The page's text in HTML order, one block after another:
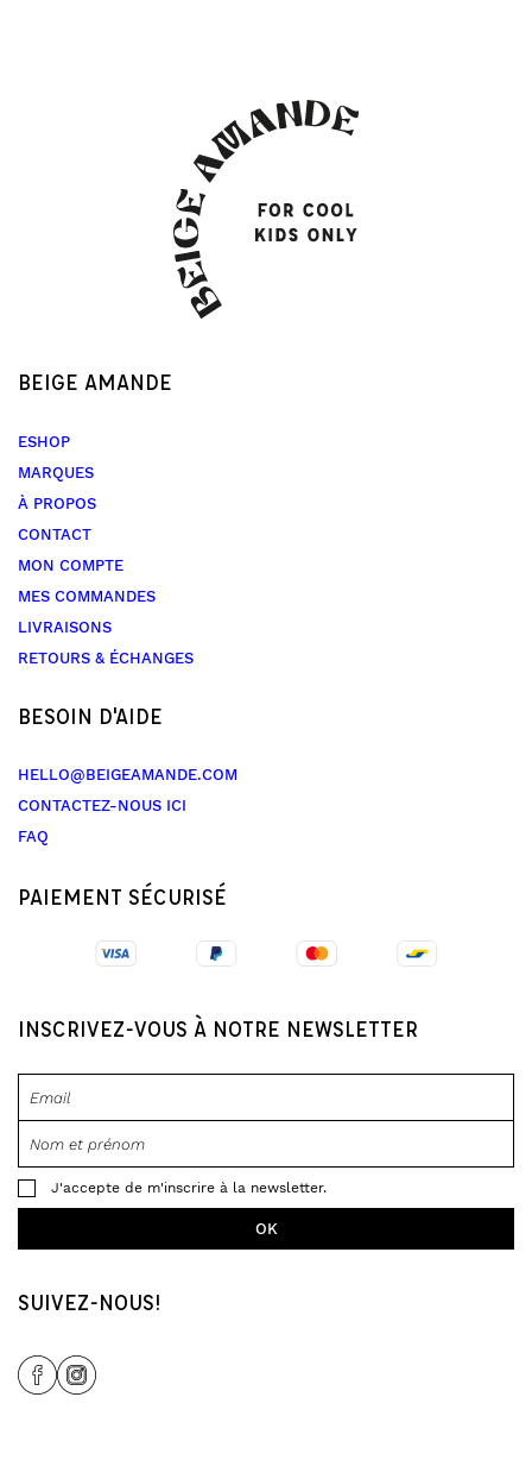
BEIGE AMANDE
ESHOP
MARQUES
À PROPOS
CONTACT
MON COMPTE
MES COMMANDES
LIVRAISONS
RETOURS & ÉCHANGES
BESOIN D'AIDE
HELLO@BEIGEAMANDE.COM
CONTACTEZ-NOUS ICI
FAQ
PAIEMENT SÉCURISÉ
INSCRIVEZ-VOUS À NOTRE NEWSLETTER
J'accepte de m'inscrire à la newsletter.
SUIVEZ-NOUS!
Share Icon
Share Icon